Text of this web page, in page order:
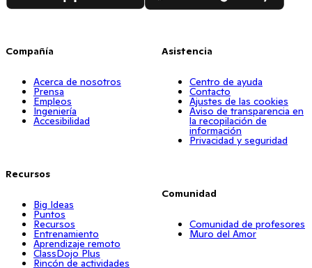
Compañía
Acerca de nosotros
Prensa
Empleos
Ingeniería
Accesibilidad
Recursos
Big Ideas
Puntos
Recursos
Entrenamiento
Aprendizaje remoto
ClassDojo Plus
Rincón de actividades
Asistencia
Centro de ayuda
Contacto
Ajustes de las cookies
Aviso de transparencia en
la recopilación de
información
Privacidad y seguridad
Comunidad
Comunidad de profesores
Muro del Amor